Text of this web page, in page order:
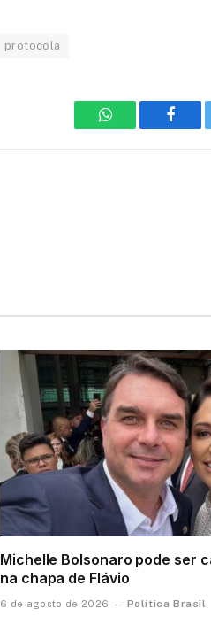
protocola
WhatsApp
Michelle Bolsonaro pode ser
na chapa de Flávio
6 de agosto de 2026 Política Brasil